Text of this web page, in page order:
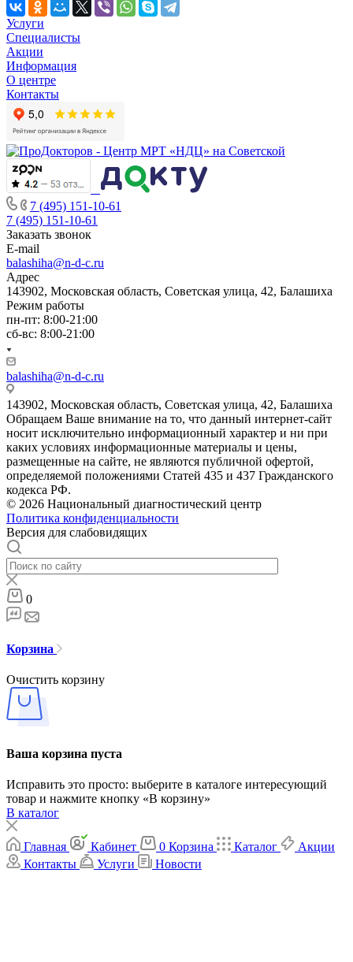
Услуги
Специалисты
Акции
Информация
О центре
Контакты
7 (495) 151-10-61
7 (495) 151-10-61
Заказать звонок
E-mail
balashiha@n-d-c.ru
Адрес
143902, Московская область, Советская улица, 42, Балашиха
Режим работы
пн-пт: 8:00-21:00
сб-вс: 8:00-21:00
balashiha@n-d-c.ru
143902, Московская область, Советская улица, 42, Балашиха
Обращаем Ваше внимание на то, что данный интернет-сайт
носит исключительно информационный характер и ни при
каких условиях информационные материалы и цены,
размещенные на сайте, не являются публичной офертой,
определяемой положениями Статей 435 и 437 Гражданского
кодекса РФ.
© 2026 Национальный диагностический центр
Политика конфиденциальности
Версия для слабовидящих
0
Корзина
Очистить корзину
Ваша корзина пуста
Исправить это просто: выберите в каталоге интересующий
товар и нажмите кнопку «В корзину»
В каталог
Главная Кабинет 0 Корзина Каталог
Акции
Контакты
Услуги Новости